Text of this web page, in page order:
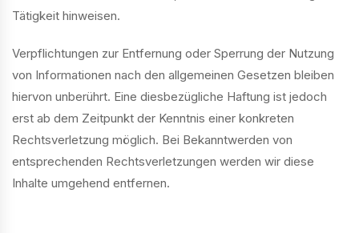
Tätigkeit hinweisen.
Verpflichtungen zur Entfernung oder Sperrung der Nutzung
von Informationen nach den allgemeinen Gesetzen bleiben
hiervon unberührt. Eine diesbezügliche Haftung ist jedoch
erst ab dem Zeitpunkt der Kenntnis einer konkreten
Rechtsverletzung möglich. Bei Bekanntwerden von
entsprechenden Rechtsverletzungen werden wir diese
Inhalte umgehend entfernen.